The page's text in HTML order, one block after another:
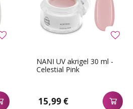
NANI UV akrigel 30 ml -
Celestial Pink
15,99 €